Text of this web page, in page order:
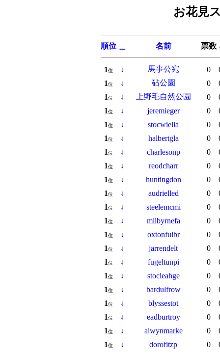
お花見
順位 名前 票数
1位 ↓ 馬事公宛 0
1位 ↓ 砧公園 0
1位 ↓ 上野毛自然公園 0
1位 ↓ jeremieger 0
1位 ↓ stocwiella 0
1位 ↓ halbertgla 0
1位 ↓ charlesonp 0
1位 ↓ reodcharr 0
1位 ↓ huntingdon 0
1位 ↓ audrielled 0
1位 ↓ steelemcmi 0
1位 ↓ milbyrnefa 0
1位 ↓ oxtonfulbr 0
1位 ↓ jarrendelt 0
1位 ↓ fugeltunpi 0
1位 ↓ stocleahge 0
1位 ↓ bardulfrow 0
1位 ↓ blyssestot 0
1位 ↓ eadburtroy 0
1位 ↓ alwynmarke 0
1位 ↓ dorofitzp 0